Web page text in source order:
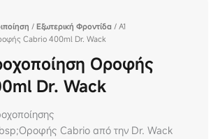
/Εξωτερική Φροντίδα / A1
Cabrio 400ml Dr. Wack
Οροφής
Dr. Wack
Cabrio από την Dr. Wack